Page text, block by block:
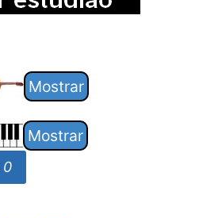
0